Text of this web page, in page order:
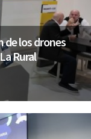
de los drones
Rural